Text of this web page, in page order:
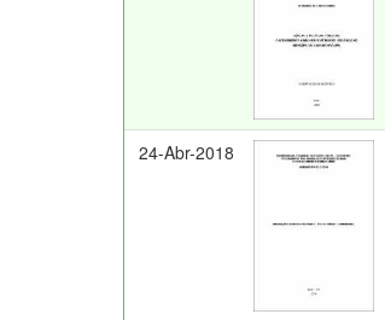
24-Abr-2018